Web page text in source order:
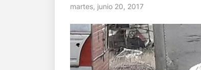
martes, junio 20, 2017